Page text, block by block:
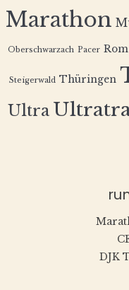
Marathon
Oberschwarzach Pacer Rom
Steigerwald Thüringen
Ultra
DJK